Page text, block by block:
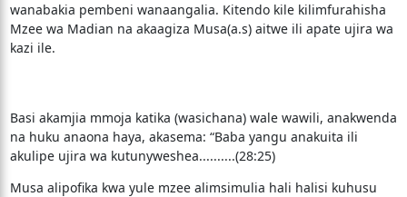
wanabakia pembeni wanaangalia. Kitendo kile kilimfurahisha
Mzee wa Madian na akaagiza Musa(a.s) aitwe ili apate ujira wa
kazi ile.
Basi akamjia mmoja katika (wasichana) wale wawili, anakwenda
na huku anaona haya, akasema: “Baba yangu anakuita ili
akulipe ujira wa kutunyweshea..........(28:25)
Musa alipofika kwa yule mzee alimsimulia hali halisi kuhusu